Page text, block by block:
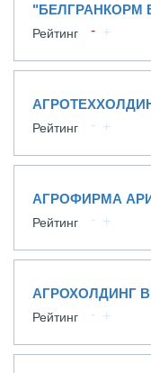
"БЕЛГРАНКОРМ
Рейтинг
Рейтинг
АГРОФИРМА
Рейтинг
АГРОХОЛДИНГ
Рейтинг